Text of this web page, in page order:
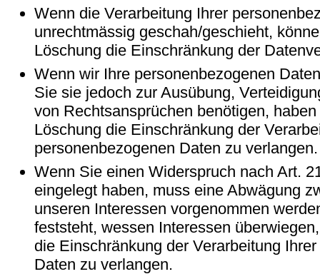
Wenn die Verarbeitung Ihrer
unrechtmässig geschah/geschieht,
Löschung die Einschränkung der
Wenn wir Ihre personenbezogenen
Sie sie jedoch zur Ausübung,
von Rechtsansprüchen benötigen,
Löschung die Einschränkung der
personenbezogenen Daten zu verlangen.
Wenn Sie einen Widerspruch nach Art.
eingelegt haben, muss eine Abwägung
unseren Interessen vorgenommen
feststeht, wessen Interessen
die Einschränkung der Verarbeitung
Daten zu verlangen.